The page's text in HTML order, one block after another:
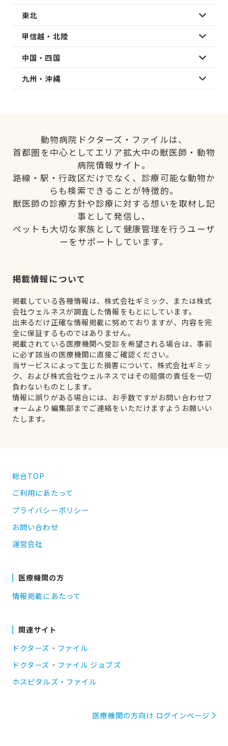
東北
甲信越・北陸
中国・四国
九州・沖縄
動物病院ドクターズ・ファイルは、
首都圏を中心としてエリア拡大中の獣医師・動物
病院情報サイト。
路線・駅・行政区だけでなく、診療可能な動物か
らも検索できることが特徴的。
獣医師の診療方針や診療に対する想いを取材し記
事として発信し、
ペットも大切な家族として健康管理を行うユーザ
ーをサポートしています。
掲載情報について
掲載している各種情報は、株式会社ギミック、または株式
会社ウェルネスが調査した情報をもとにしています。
出来るだけ正確な情報掲載に努めておりますが、内容を完
全に保証するものではありません。
掲載されている医療機関へ受診を希望される場合は、事前
に必ず該当の医療機関に直接ご確認ください。
当サービスによって生じた損害について、株式会社ギミッ
ク、および株式会社ウェルネスではその賠償の責任を一切
負わないものとします。
情報に誤りがある場合には、お手数ですがお問い合わせフ
ォームより編集部までご連絡をいただけますようお願いい
たします。
総合TOP
ご利用にあたって
プライバシーポリシー
お問い合わせ
運営会社
医療機関の方
情報掲載にあたって
関連サイト
ドクターズ・ファイル
ドクターズ・ファイル ジョブズ
ホスピタルズ・ファイル
医療機関の方向け ログインページ